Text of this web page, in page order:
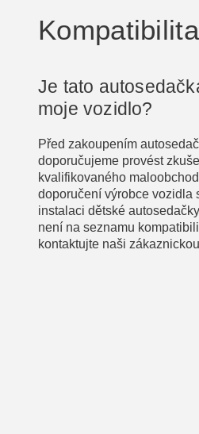
Je tato
moje vozidlo?
Před zakoupením
doporučujeme provést
kvalifikovaného
doporučení výrobce vozidla
instalaci dětské
není na seznamu
kontaktujte naši